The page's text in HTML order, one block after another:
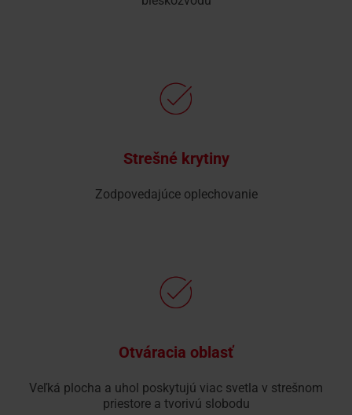
Strešné krytiny
Zodpovedajúce oplechovanie
Otváracia oblasť
Veľká plocha a uhol poskytujú viac svetla v strešnom
priestore a tvorivú slobodu